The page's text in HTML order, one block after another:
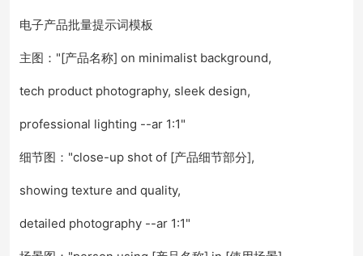
电子产品批量提示词模板
主图："[产品名称] on minimalist background,
tech product photography, sleek design,
professional lighting --ar 1:1"
细节图："close-up shot of [产品细节部分],
showing texture and quality,
detailed photography --ar 1:1"